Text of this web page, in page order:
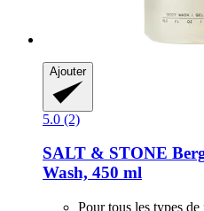
Ajouter
5.0 (2)
SALT & STONE
Wash, 450 ml
Pour tous les types de